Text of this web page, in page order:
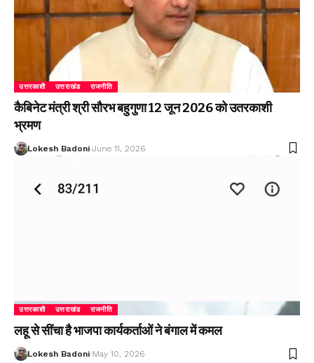
उत्तरकाशी उत्तराखंड राजनीति
कैबिनेट मंत्री श्री सौरभ बहुगुणा 12 जून 2026 को उतरकाशी
भ्रमण
Lokesh Badoni June 11, 2026
उत्तरकाशी उत्तराखंड राजनीति
लहू से सींचा है भाजपा कार्यकर्ताओं ने बंगाल में कमल
Lokesh Badoni May 10, 2026